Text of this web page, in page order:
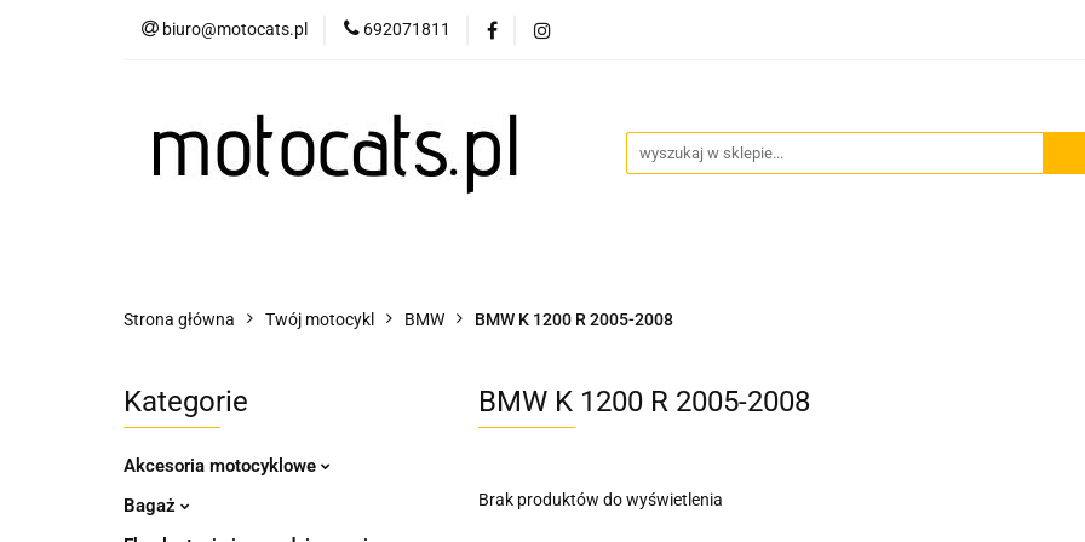
biuro@motocats.pl 692071811
Twój motocykl Akcesoria motocyklowe
Wydechy motocyklowe Odzież termoaktywna Blog
Strona główna Twój motocykl BMW BMW K 1200 R 2005-2008
Kategorie
Akcesoria motocyklowe
Bagaż
BMW K 1200 R 2005-2008
Brak produktów do wyświetlenia